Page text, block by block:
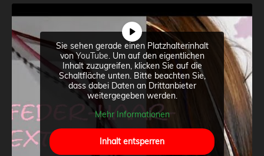
Sie sehen gerade einen Platzhalterinhalt
vonYouTube . Um auf den eigentlichen
Inhalt zuzugreifen, klicken Sie auf die
Schaltfläche unten. Bitte beachten Sie,
dass dabei Daten an Drittanbieter
weitergegeben werden.
Mehr Informationen
Inhalt entsperren